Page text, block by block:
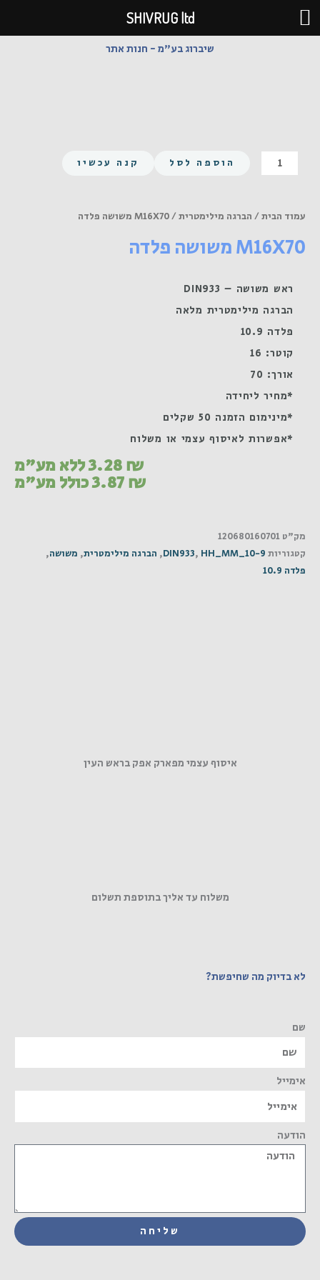
דילוג
לתוכן
שיברוג בע"מ - חנות אתר
כמות
של
הוספה לסל קנה עכשיו
עמוד הבית/ הברגה מילימטרית/ M16X70 משושה פלדה
M16X70 משושה פלדה
ראש משושה – DIN933
הברגה מילימטרית מלאה
פלדה 10.9
קוטר: 16
אורך: 70
*מחיר ליחידה
*מינימום הזמנה 50 שקלים
*אפשרות לאיסוף עצמי או משלוח
3.28₪ ללא מע"מ
3.87₪ כולל מע"מ
מק"ט 120680160701
קטגוריות
DIN933, HH_MM_10-9
, הברגה מילימטרית, משושה,
פלדה 10.9
איסוף עצמי מפארק אפק בראש העין
משלוח עד אליך בתוספת תשלום
לא בדיוק מה שחיפשת?
שם
אימייל
הודעה
שליחה
SHIVRUG ltd